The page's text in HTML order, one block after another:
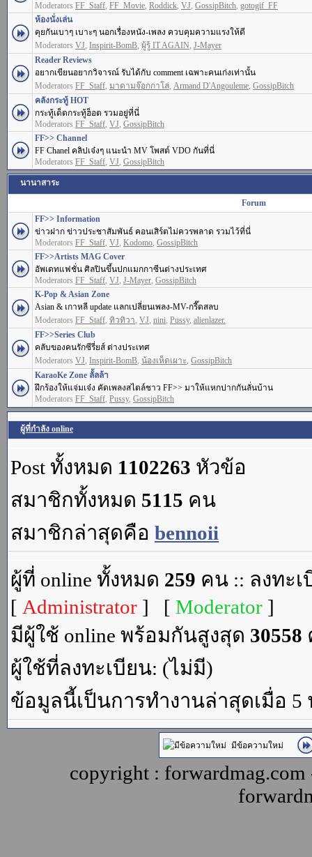
Moderators FF_Staff, FF_Movie, Roddick, VJ, GossipBitch, gotogif_FF
ห้องนั่งเล่น
คุยกันเบาๆ เบาะๆ นอกเรื่องหนัง-เพลง ควบคุมความแรงให้ดี
Moderators VJ, Inspirit-BomB, ผู้รู้ IT AGAIN, J-Mayer
Reader Reviews
อยากเขียนอยากวิจารณ์ รับได้กับ comment เฉพาะคนเก่งเท่านั้น
Moderators FF_Staff, มาดามจ๊อกกาโล่, Armand D'Angouleme, GossipBitch
คลังกระทู้ HOT
กระทู้เด็ดกระทู้ฮ็อต รวมอยู่ที่นี่
Moderators FF_Staff, VJ, GossipBitch
FF>> Channel
FF Chanel คลิปเจ๋งๆ แนะนำ MV โพสต์ VDO กันที่นี่
Moderators FF_Staff, VJ, GossipBitch
นานาสาระ
Forum
FF>> Information
ข่าวฝาก ข่าวประชาสัมพันธ์ คอนเสิร์ตไม่ควรพลาด รวมไว้ที่นี่
Moderators FF_Staff, VJ, Kodomo, GossipBitch
FF>>Artists MAG Cover
อัพเดทแฟชั่น ศิลปินขึ้นปกแมกกาซีนต่างประเทศ
Moderators FF_Staff, VJ, J-Mayer, GossipBitch
K-Pop & Asian Zone
Asian & เกาหลี update แลกเปลี่ยนเพลง-MV-กรี๊ดสลบ
Moderators FF_Staff, ทิวทิวา, VJ, nini, Pussy, alienlazer.
FF>>Series Club
คลับของคนรักซีรี่ยส์ ต่างประเทศ
Moderators VJ, Inspirit-BomB, น้องเห็ดเผาะ, GossipBitch
KaraoKe Zone ลั้ลล้า
ฝึกร้องให้แจ่มเจ๋ง คัดเพลงสไตล์ชาว FF>> มาให้แหกปากกันลั่นบ้าน
Moderators FF_Staff, Pussy, GossipBitch
ผู้ที่กำลัง online
Post ทั้งหมด 1102263 หัวข้อ
สมาชิกทั้งหมด 5115 คน
สมาชิกล่าสุดคือ bennoii
ผู้ที่ online ทั้งหมด 259 คน :: ลงทะ
[ Administrator ] [ Moderator ]
มีผู้ใช้ online พร้อมกันสูงสุด 30558
ผู้ใช้ที่ลงทะเบียน: (ไม่มี)
ข้อมูลนี้เป็นการทำงานล่าสุดเมื่อ 5
มีข้อความใหม่
copyright :